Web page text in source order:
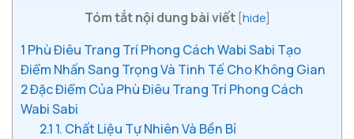
Tóm tắt nội dung bài viết hide]
1 Phù Điêu Trang Trí Phong Cách Wabi Sabi Tạo
Điểm Nhấn Sang Trọng Và Tinh Tế Cho Không Gian
2Đặc Điểm Của Phù Điêu Trang Trí Phong Cách
Wabi Sabi
2.1 1. Chất Liệu Tự Nhiên Và Bền Bỉ